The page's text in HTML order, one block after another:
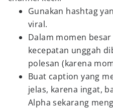
Gunakan hashtag
viral.
Dalam momen
kecepatan unggah
polesan (karena
Buat caption yang
jelas, karena ingat,
Alpha sekarang